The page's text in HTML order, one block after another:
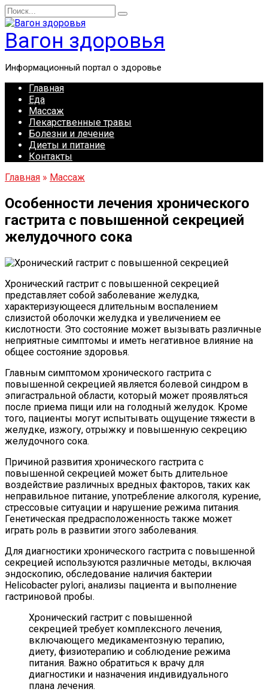
Перейти
к
содержанию
Search
for:
Вагон здоровья
Информационный портал о здоровье
Главная
Еда
Массаж
Лекарственные травы
Болезни и лечение
Диеты и питание
Контакты
Главная » Массаж
Особенности лечения хронического
гастрита с повышенной секрецией
желудочного сока
Хронический гастрит с повышенной секрецией
представляет собой заболевание желудка,
характеризующееся длительным воспалением
слизистой оболочки желудка и увеличением ее
кислотности. Это состояние может вызывать различные
неприятные симптомы и иметь негативное влияние на
общее состояние здоровья.
Главным симптомом хронического гастрита с
повышенной секрецией является болевой синдром в
эпигастральной области, который может проявляться
после приема пищи или на голодный желудок. Кроме
того, пациенты могут испытывать ощущение тяжести в
желудке, изжогу, отрыжку и повышенную секрецию
желудочного сока.
Причиной развития хронического гастрита с
повышенной секрецией может быть длительное
воздействие различных вредных факторов, таких как
неправильное питание, употребление алкоголя, курение,
стрессовые ситуации и нарушение режима питания.
Генетическая предрасположенность также может
играть роль в развитии этого заболевания.
Для диагностики хронического гастрита с повышенной
секрецией используются различные методы, включая
эндоскопию, обследование наличия бактерии
Helicobacter pylori, анализы пациента и выполнение
гастриновой пробы.
Хронический гастрит с повышенной
секрецией требует комплексного лечения,
включающего медикаментозную терапию,
диету, физиотерапию и соблюдение режима
питания. Важно обратиться к врачу для
диагностики и назначения индивидуального
плана лечения.